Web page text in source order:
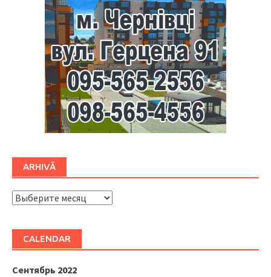
ARHIVĂ
ARHIVĂ
CALENDAR
Сентябрь 2022